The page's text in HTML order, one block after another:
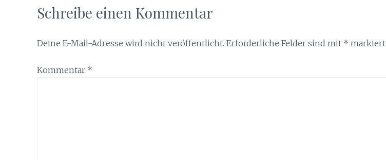
Schreibe einen Kommentar
Deine E-Mail-Adresse wird nicht veröffentlicht. Erforderliche Felder sind mit * markiert
Kommentar *